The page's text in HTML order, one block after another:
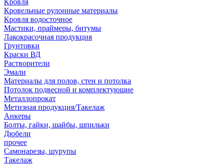
Кровля
Кровельные рулонные материалы
Кровля водосточное
Мастики, праймеры, битумы
Лакокрасочная продукция
Грунтовки
Краски ВД
Растворители
Эмали
Материалы для полов, стен и потолка
Потолок подвесной и комплектующие
Металлопрокат
Метизная продукция/Такелаж
Анкеры
Болты, гайки, шайбы, шпильки
Дюбели
прочее
Самонарезы, шурупы
Такелаж